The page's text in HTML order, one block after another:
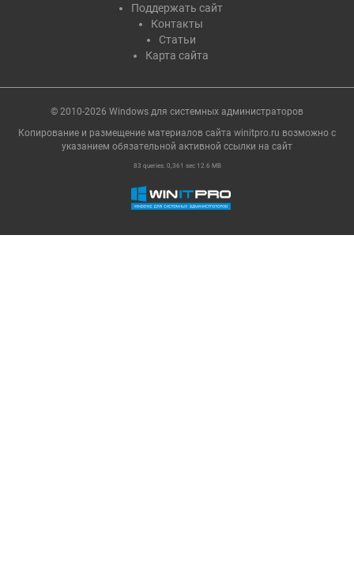
Поддержать сайт
Контакты
Статьи
Карта сайта
© 2010-2026 Windows для системных администраторов
Копирование и размещение материалов сайта winitpro.ru возможно с
указанием обязательной активной ссылки на cайт
83 queries. 0,361 sec 12.6 MB